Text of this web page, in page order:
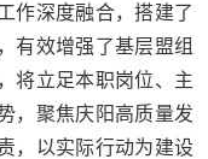
作深度融合，搭建了
有效增强了基层盟组
将立足本职岗位、主
，聚焦庆阳高质量发
，以实际行动为建设